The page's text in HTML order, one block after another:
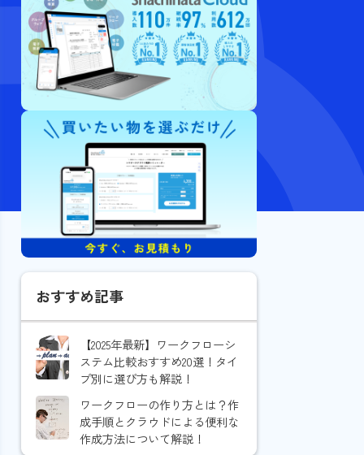
おすすめ記事
【2025年最新】ワークフローシ
ステム比較おすすめ20選！タイ
プ別に選び方も解説！